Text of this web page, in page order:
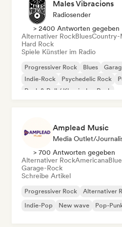
Males Vibracions
Radiosender
> 2400 Antworten gegeben
Alternativer RockBluesCountry-
Hard Rock
Spiele Künstler im Radio
Progressiver Rock Blues
Indie-Rock
Psychedelic Rock
Rock & Roll / Klassischer Rock
Amplead Music
Media Outlet/
> 700 Antworten gegeben
Alternativer RockAmericana
Garage-Rock
Schreibe Artikel
Progressiver Rock Alternativer
Indie-Pop
New wave Pop-